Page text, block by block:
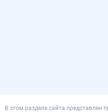
В этом разделе сайта представлен